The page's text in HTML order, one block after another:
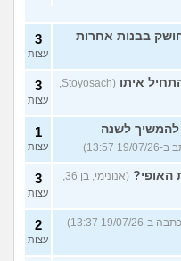
בבנות אחרות 3
עצות
איתו
(Stoyosach,
3
עצות
להמשיך לשנה
1
עצות
האופי?
(אנונימי, בן 36,
3
עצות
2
עצות